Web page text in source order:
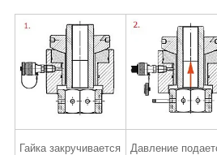
Гайка закручивается
Давление